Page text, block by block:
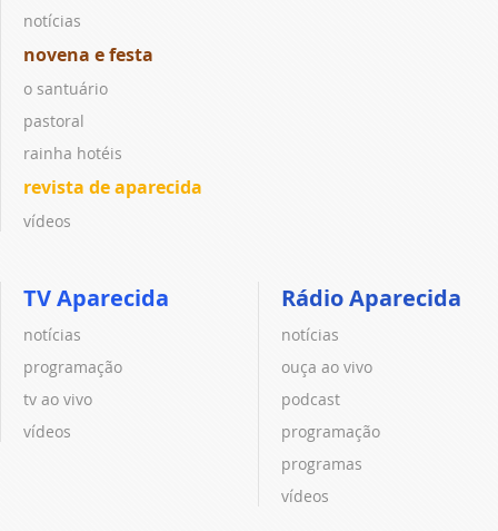
notícias
novena e festa
o santuário
pastoral
rainha hotéis
revista de aparecida
vídeos
TV Aparecida
notícias
programação
tv ao vivo
vídeos
Rádio Aparecida
notícias
ouça ao vivo
podcast
programação
programas
vídeos